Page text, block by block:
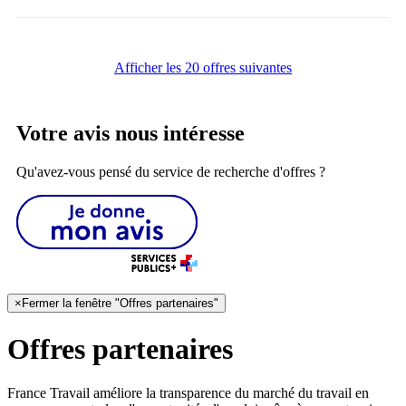
Afficher les 20 offres suivantes
Votre avis nous intéresse
Qu'avez-vous pensé du service de recherche d'offres ?
× Fermer la fenêtre "Offres partenaires"
Offres partenaires
France Travail améliore la transparence du marché du travail en